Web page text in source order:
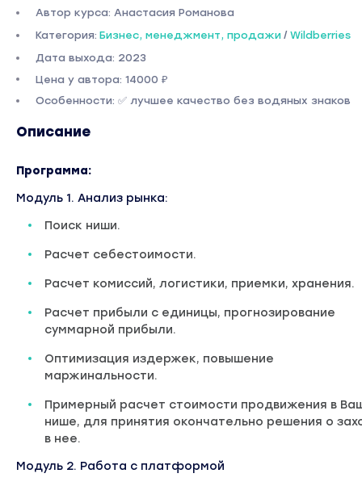
Автор курса: Анастасия Романова
Категория: Бизнес, менеджмент, продажи / Wildberries
Дата выхода: 2023
Цена у автора: 14000 ₽
Особенности: ✅ лучшее качество без водяных знаков
Описание
Программа:
Модуль 1. Анализ рынка:
Поиск ниши.
Расчет себестоимости.
Расчет комиссий, логистики, приемки, хранения.
Расчет прибыли с единицы, прогнозирование
суммарной прибыли.
Оптимизация издержек, повышение
маржинальности.
Примерный расчет стоимости продвижения в
нише, для принятия окончательно решения о
в нее.
Модуль 2. Работа с платформой